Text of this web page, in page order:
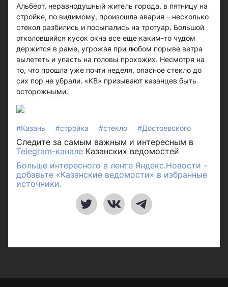
Альберт, неравнодушный житель города, в пятницу на
стройке, по видимому, произошла авария – несколько
стекол разбились и посыпались на тротуар. Большой
отколовшийся кусок окна все еще каким-то чудом
держится в раме, угрожая при любом порыве ветра
вылететь и упасть на головы прохожих. Несмотря на
то, что прошла уже почти неделя, опасное стекло до
сих пор не убрали. «КВ» призывают казанцев быть
осторожными.
#Казань #стройка #стекло #Достоевского
Следите за самым важным и интересным в
Telegram-канале Казанских ведомостей
Больше интересного в ленте Яндекс.Новости -
добавьте «Казанские ведомости» в избранные
источники.